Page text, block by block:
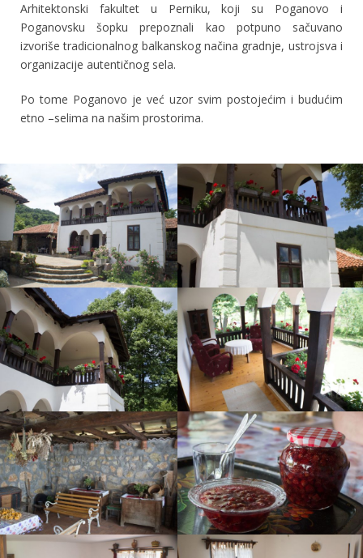
Arhitektonski fakultet u Perniku, koji su Poganovo i
Poganovsku šopku prepoznali kao potpuno sačuvano
izvoriše tradicionalnog balkanskog načina gradnje, ustrojsva i
organizacije autentičnog sela.
Po tome Poganovo je već uzor svim postojećim i budućim
etno –selima na našim prostorima.